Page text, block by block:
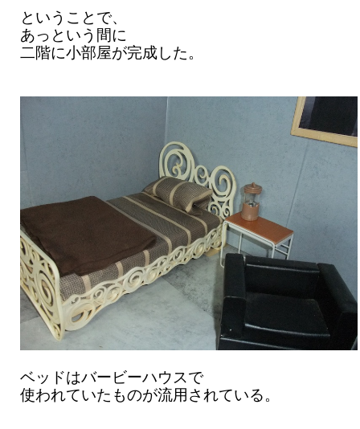
ということで、
あっという間に
二階に小部屋が完成した。
ベッドはバービーハウスで
使われていたものが流用されている。